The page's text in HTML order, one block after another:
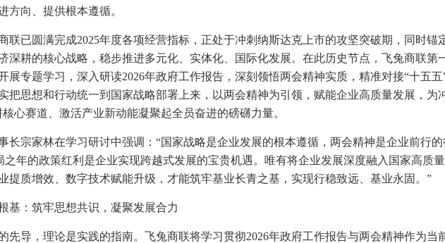
方向、提供根本遵循。
联已圆满完成2025年度各项经营指标，正处于冲刺纳斯达克上市的攻坚突破期，同时锚
深耕的核心战略，稳步推进多元化、实体化、国际化发展。在此历史节点，飞兔商联第
展专题学习，深入研读2026年政府工作报告，深刻领悟两会精神实质，精准对接“十五五
把思想和行动统一到国家战略部署上来，以两会精神为引领，赋能企业高质量发展，为
核心赛道、激活产业新动能凝聚起全员奋进的磅礴力量。
长宗家林在学习研讨中强调：“国家战略是企业发展的根本遵循，两会精神是企业前行的
之年的政策红利是企业实现跨越式发展的宝贵机遇。唯有将企业发展深度融入国家高质
提质增效、数字技术赋能升级，才能筑牢基业长青之基，实现行稳致远、基业永固。”
基：筑牢思想共识，凝聚发展合力
先导，理论是实践的指南。飞兔商联将学习贯彻2026年政府工作报告与两会精神作为当